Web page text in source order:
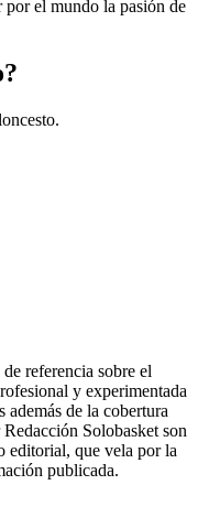
por el mundo la pasión de
referencia sobre el
y experimentada
además de la cobertura
Solobasket son
editorial, que vela por la
publicada.